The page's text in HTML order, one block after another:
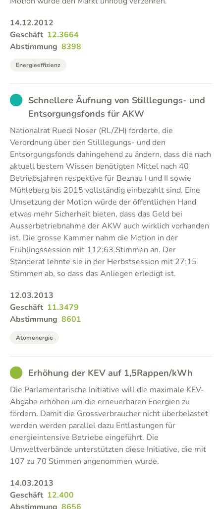
14.12.2012
Geschäft 12.3664
Abstimmung 8398
Energieeffizienz
EXCUSED
Schnellere Äufnung von Stilllegungs- und
Entsorgungsfonds für AKW
Nationalrat Ruedi Noser (RL/ZH) forderte, die
Verordnung über den Stilllegungs- und den
Entsorgungsfonds dahingehend zu ändern, dass die nach
aktuell bestem Wissen benötigten Mittel nach 40
Betriebsjahren respektive für Beznau I und II sowie
Mühleberg bis 2015 vollständig einbezahlt sind. Eine
Umsetzung der Motion würde der öffentlichen Hand
etwas mehr Sicherheit bieten, dass das Geld bei
Ausserbetriebnahme der AKW auch wirklich vorhanden
ist. Die grosse Kammer nahm die Motion in der
Frühlingssession mit 112:63 Stimmen an. Der
Ständerat lehnte sie in der Herbstsession mit 27:15
Stimmen ab, so dass das Anliegen erledigt ist.
12.03.2013
Geschäft 11.3479
Abstimmung 8601
Atomenergie
GOODErhöhung der KEV auf 1,5Rappen/kWh
Die Parlamentarische Initiative will die maximale KEV-
Abgabe erhöhen um die erneuerbaren Energien zu
fördern. Damit die Grossverbraucher nicht überbelastet
werden werden parallel dazu Entlastungen für
energieintensive Betriebe eingeführt. Die
Umweltverbände unterstützten diese Initiative, die mit
107 zu 70 Stimmen angenommen wurde.
14.03.2013
Geschäft 12.400